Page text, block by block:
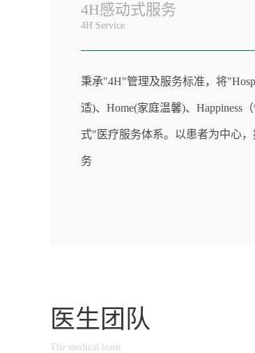
4H感动式服务
4H Service
秉承"4H"管理及服务标准，将
适)、Home(家庭温馨)、Happiness
式"医疗服务体系。以患者为中心
务
医生团队
The medical team